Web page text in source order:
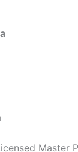
Master